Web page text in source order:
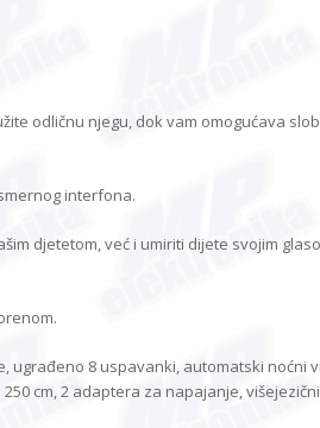
odličnu njegu, dok vam omogućava
interfona.
djetetom, već i umiriti dijete svojim
8 uspavanki, automatski noćni
cm, 2 adaptera za napajanje,